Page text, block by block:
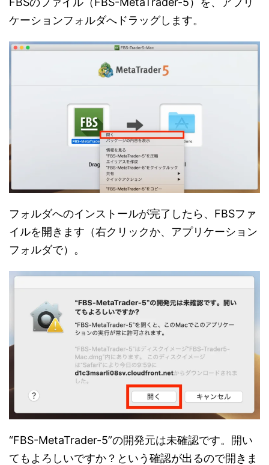
ケーションフォルダへドラッグします。
フォルダへのインストールが完了したら、FBSファ
イルを開きます（右クリックか、アプリケーション
フォルダで）。
“FBS-MetaTrader-5”の開発元は未確認です。開い
てもよろしいですか？という確認が出るので開きま